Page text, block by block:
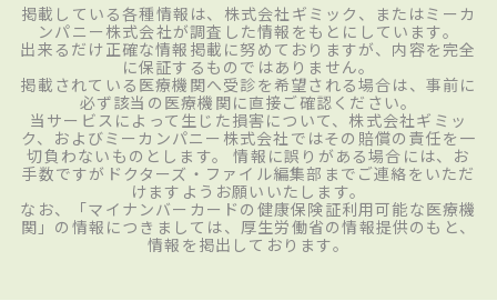
掲載している各種情報は、株式会社ギミック、またはミーカ
ンパニー株式会社が調査した情報をもとにしています。
出来るだけ正確な情報掲載に努めておりますが、内容を完全
に保証するものではありません。
掲載されている医療機関へ受診を希望される場合は、事前に
必ず該当の医療機関に直接ご確認ください。
当サービスによって生じた損害について、株式会社ギミッ
ク、およびミーカンパニー株式会社ではその賠償の責任を一
切負わないものとします。 情報に誤りがある場合には、お
手数ですがドクターズ・ファイル編集部までご連絡をいただ
けますようお願いいたします。
なお、「マイナンバーカードの健康保険証利用可能な医療機
関」の情報につきましては、厚生労働省の情報提供のもと、
情報を掲出しております。